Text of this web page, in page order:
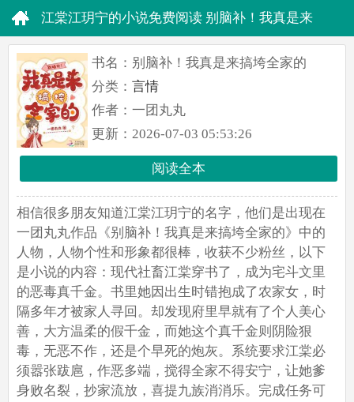
江棠江玥宁的小说免费阅读 别脑补！我真是来
搞垮全家的无删减全文
书名：别脑补！我真是来搞垮全家的
分类： 言情
作者：一团丸丸
更新：2026-07-03 05:53:26
阅读全本
相信很多朋友知道江棠江玥宁的名字，他们是出现在
一团丸丸作品《别脑补！我真是来搞垮全家的》中的
人物，人物个性和形象都很棒，收获不少粉丝，以下
是小说的内容：现代社畜江棠穿书了，成为宅斗文里
的恶毒真千金。书里她因出生时错抱成了农家女，时
隔多年才被家人寻回。却发现府里早就有了个人美心
善，大方温柔的假千金，而她这个真千金则阴险狠
毒，无恶不作，还是个早死的炮灰。系统要求江棠必
须嚣张跋扈，作恶多端，搅得全家不得安宁，让她爹
身败名裂，抄家流放，喜提九族消消乐。完成任务可